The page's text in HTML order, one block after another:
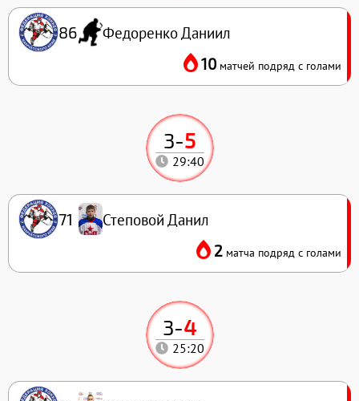
3-4
25:20
3-5
29:40
71 Степовой Данил
2 матча подряд с голами
86 Федоренко Даниил
10 матчей подряд с голами